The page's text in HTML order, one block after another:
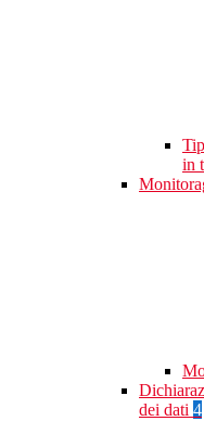
in
dei dati 4